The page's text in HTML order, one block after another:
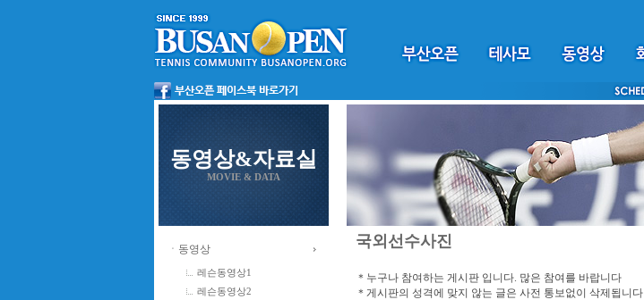
동영상&자료실
MOVIE & DATA
ㆍ동영상
레슨동영상1
레슨동영상2
국외선수사진
＊누구나 참여하는 게시판 입니다. 많은 참여를 바랍니다
＊게시판의 성격에 맞지 않는 글은 사전 통보없이 삭제됩니다